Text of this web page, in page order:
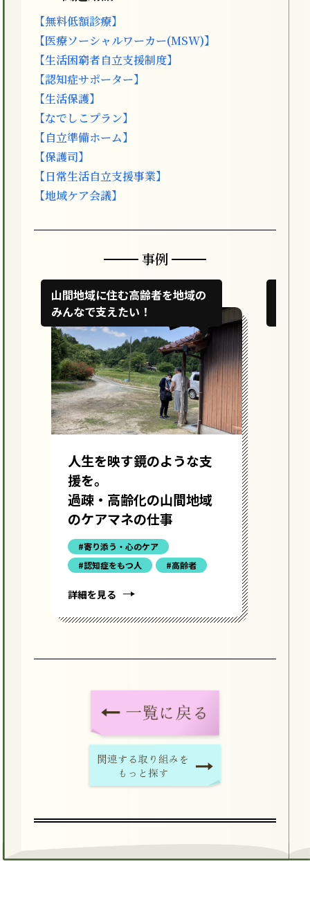
【無料低額診療】
【医療ソーシャルワーカー(MSW)】
【生活困窮者自立支援制度】
【認知症サポーター】
【生活保護】
【なでしこプラン】
【自立準備ホーム】
【保護司】
【日常生活自立支援事業】
【地域ケア会議】
事例
山間地域に住む高齢者を地域の
みんなで支えたい！
人生を映す鏡のような支
援を。
過疎・高齢化の山間地域
のケアマネの仕事
#寄り添う・心のケア
#認知症をもつ人
#高齢者
詳細を見る